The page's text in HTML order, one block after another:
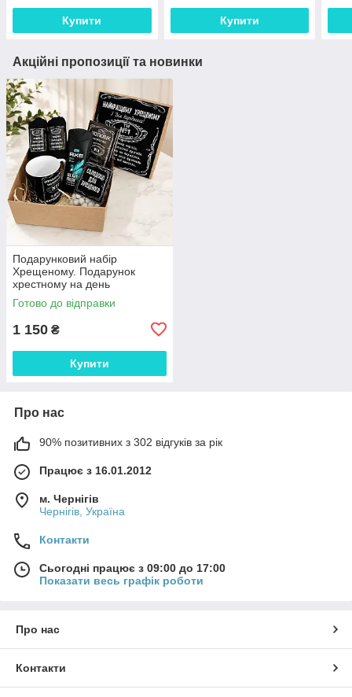
Купити Купити
Акційні пропозиції та новинки
Подарунковий набір
Хрещеному. Подарунок
хрестному на день
народження
Готово до відправки
1 150 ₴
Купити
Про нас
90% позитивних з 302 відгуків за рік
Працює з 16.01.2012
м. Чернігів
Чернігів, Україна
Контакти
Сьогодні працює з 09:00 до 17:00
Показати весь графік роботи
Про нас
Контакти